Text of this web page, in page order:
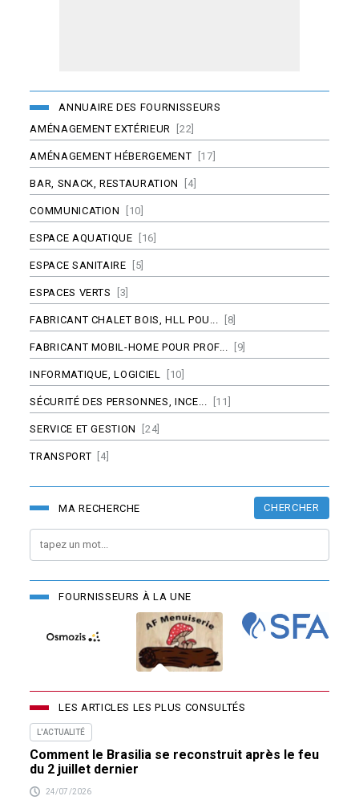
ANNUAIRE DES FOURNISSEURS
AMÉNAGEMENT EXTÉRIEUR [22]
AMÉNAGEMENT HÉBERGEMENT [17]
BAR, SNACK, RESTAURATION [4]
COMMUNICATION [10]
ESPACE AQUATIQUE [16]
ESPACE SANITAIRE [5]
ESPACES VERTS [3]
FABRICANT CHALET BOIS, HLL POU... [8]
FABRICANT MOBIL-HOME POUR PROF... [9]
INFORMATIQUE, LOGICIEL [10]
SÉCURITÉ DES PERSONNES, INCE... [11]
SERVICE ET GESTION [24]
TRANSPORT [4]
MA RECHERCHE CHERCHER
FOURNISSEURS À LA UNE
LES ARTICLES LES PLUS CONSULTÉS
L'ACTUALITÉ
Comment le Brasilia se reconstruit après le feu
du 2 juillet dernier
24/07/2026